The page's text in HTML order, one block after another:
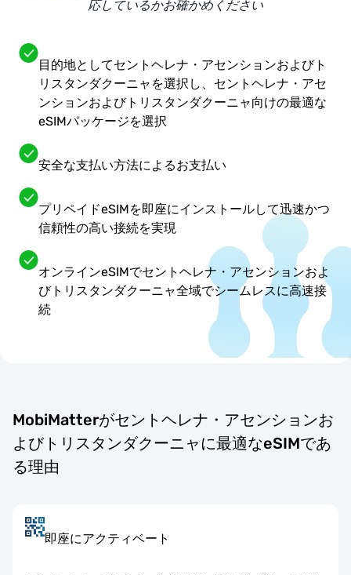
応しているかお確かめください
目的地としてセントヘレナ・アセンションおよびト
リスタンダクーニャを選択し、セントヘレナ・アセ
ンションおよびトリスタンダクーニャ向けの最適な
eSIMパッケージを選択
安全な支払い方法によるお支払い
プリペイドeSIMを即座にインストールして迅速かつ
信頼性の高い接続を実現
オンラインeSIMでセントヘレナ・アセンションおよ
びトリスタンダクーニャ全域でシームレスに高速接
続
MobiMatterがセントヘレナ・アセンションお
よびトリスタンダクーニャに最適なeSIMであ
る理由
即座にアクティベート